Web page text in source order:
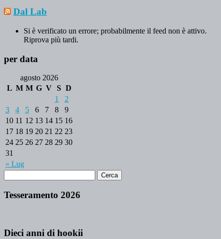
Dal Lab
Si è verificato un errore; probabilmente il feed non è attivo.
Riprova più tardi.
per data
agosto 2026
L M M G V S D
« Lug
1
2
3
4 5 6 7 8
9
10 11 12 13 14 15 16
17 18 19 20 21 22 23
24 25 26 27 28 29 30
31
Tesseramento 2026
Dieci anni di hookii